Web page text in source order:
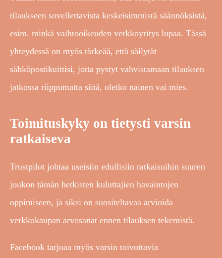
tilaukseen sovellettavista keskeisimmistä säännöksistä,
esim. minkä vaihtooikeuden verkkoyritys lupaa. Tässä
yhteydessä on myös tärkeää, että säilytät
sähköpostikuittisi, jotta pystyt vahvistamaan tilauksen
jatkossa riippumatta siitä, oletko nainen vai mies.
Toimituskyky on tietysti varsin
ratkaiseva
Trustpilot johtaa useisiin edullisiin ratkaisuihin suuren
joukon tämän hetkisten kuluttajien havaintojen
oppimiseen, ja siksi on suositeltavaa arvioida
verkkokaupan arvosanat ennen tilauksen tekemistä.
Facebook tarjoaa myös varsin toivottavia